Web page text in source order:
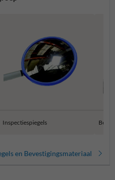
Inspectiespiegels
en Bevestigingsmateriaal